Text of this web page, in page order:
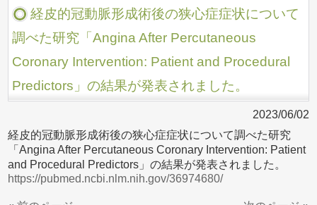
経皮的冠動脈形成術後の狭心症症状について
調べた研究「Angina After Percutaneous
Coronary Intervention: Patient and Procedural
Predictors」の結果が発表されました。
2023/06/02
経皮的冠動脈形成術後の狭心症症状について調べた研究
「Angina After Percutaneous Coronary Intervention: Patient
and Procedural Predictors」の結果が発表されました。
https://pubmed.ncbi.nlm.nih.gov/36974680/